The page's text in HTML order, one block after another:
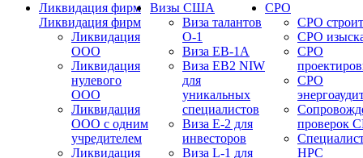
Ликвидация фирм
Ликвидация фирм
Ликвидация
ООО
Ликвидация
нулевого
ООО
Ликвидация
ООО с одним
учредителем
Ликвидация
Визы США
Виза талантов
О-1
Виза EB-1A
Виза EB2 NIW
для
уникальных
специалистов
Виза E-2 для
инвесторов
Виза L-1 для
СРО
СРО
СРО
СРО
СРО
проверок
НРС